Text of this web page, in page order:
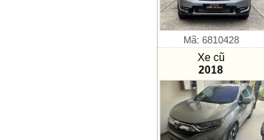
Mã: 6810428
Xe cũ
2018